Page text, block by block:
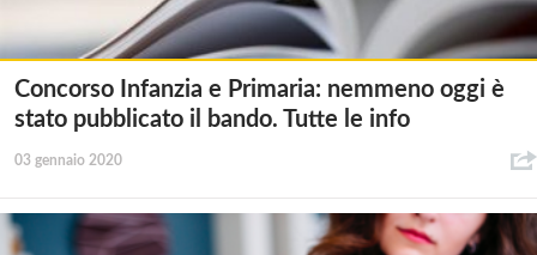
Concorso Infanzia e Primaria: nemmeno oggi è
stato pubblicato il bando. Tutte le info
03 gennaio 2020